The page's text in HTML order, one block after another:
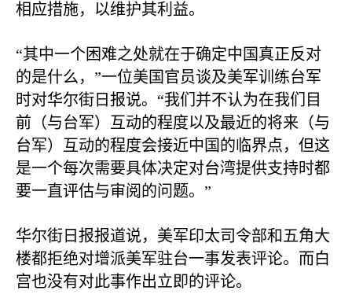
相应措施，以维护其利益。
“其中一个困难之处就在于确定中国真正反对
的是什么，”一位美国官员谈及美军训练台军
时对华尔街日报说。“我们并不认为在我们目
前（与台军）互动的程度以及最近的将来（与
台军）互动的程度会接近中国的临界点，但这
是一个每次需要具体决定对台湾提供支持时都
要一直评估与审阅的问题。”
华尔街日报报道说，美军印太司令部和五角大
楼都拒绝对增派美军驻台一事发表评论。而白
宫也没有对此事作出立即的评论。